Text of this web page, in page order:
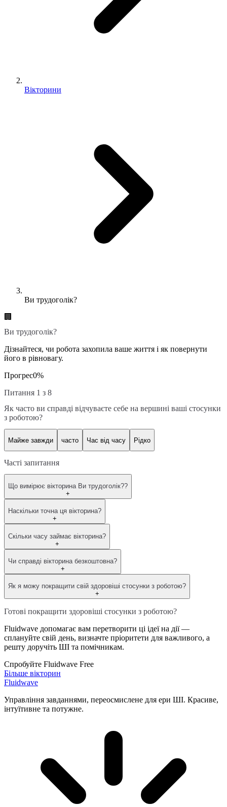
Вікторини
Ви трудоголік?
🏢
Ви трудоголік?
Дізнайтеся, чи робота захопила ваше життя і як повернути
його в рівновагу.
Прогрес0%
Питання 1 з 8
Як часто ви справді відчуваєте себе на вершині ваші стосунки
з роботою?
Майже завжди часто Час від часу Рідко
Часті запитання
Що вимірює вікторина Ви трудоголік??
+
Наскільки точна ця вікторина?
+
Скільки часу займає вікторина?
+
Чи справді вікторина безкоштовна?
+
Як я можу покращити свій здоровіші стосунки з роботою?
+
Готові покращити здоровіші стосунки з роботою?
Fluidwave допомагає вам перетворити ці ідеї на дії —
сплануйте свій день, визначте пріоритети для важливого, а
решту доручіть ШІ та помічникам.
Спробуйте Fluidwave Free
Більше вікторин
Fluidwave
Управління завданнями, переосмислене для ери ШІ. Красиве,
інтуїтивне та потужне.